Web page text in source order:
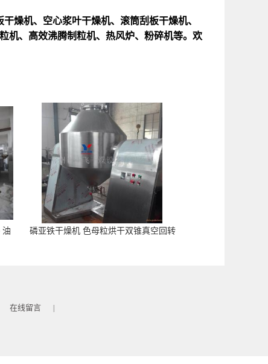
燥机、空心浆叶干燥机、滚筒刮板干燥机、
机、高效沸腾制粒机、热风炉、粉碎机等。欢
油
磷亚铁干燥机 色母粒烘干双锥真空回转
在线留言